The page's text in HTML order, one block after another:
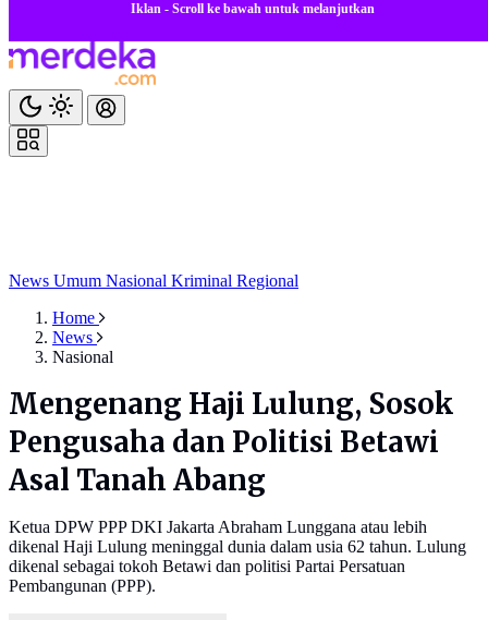
Iklan - Scroll ke bawah untuk melanjutkan
News Umum Nasional Kriminal Regional
Home
News
Nasional
Mengenang Haji Lulung, Sosok
Pengusaha dan Politisi Betawi
Asal Tanah Abang
Ketua DPW PPP DKI Jakarta Abraham Lunggana atau lebih
dikenal Haji Lulung meninggal dunia dalam usia 62 tahun. Lulung
dikenal sebagai tokoh Betawi dan politisi Partai Persatuan
Pembangunan (PPP).